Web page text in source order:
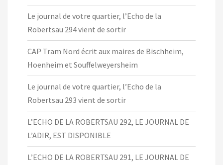
Le journal de votre quartier, l’Echo de la
Robertsau 294 vient de sortir
CAP Tram Nord écrit aux maires de Bischheim,
Hoenheim et Souffelweyersheim
Le journal de votre quartier, l’Echo de la
Robertsau 293 vient de sortir
L’ECHO DE LA ROBERTSAU 292, LE JOURNAL DE
L’ADIR, EST DISPONIBLE
L’ECHO DE LA ROBERTSAU 291, LE JOURNAL DE